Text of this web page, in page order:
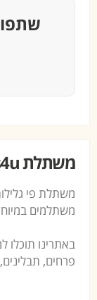
משתלת Plants4u
משתלת פי
משתלמים
באתרינו תוכלו
פרחים,